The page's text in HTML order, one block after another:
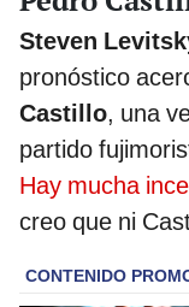
Steven
pronóstico
Castillo, una
partido
Hay mucha
creo que ni